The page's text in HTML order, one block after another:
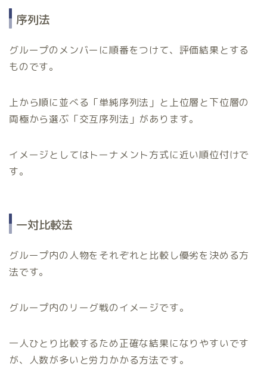
序列法
グループのメンバーに順番をつけて、評価結果とする
ものです。
上から順に並べる「単純序列法」と上位層と下位層の
両極から選ぶ「交互序列法」があります。
イメージとしてはトーナメント方式に近い順位付けで
す。
一対比較法
グループ内の人物をそれぞれと比較し優劣を決める方
法です。
グループ内のリーグ戦のイメージです。
一人ひとり比較するため正確な結果になりやすいです
が、人数が多いと労力かかる方法です。